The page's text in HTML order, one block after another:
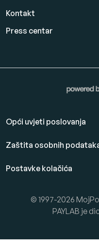
Kontakt
Press centar
Opći uvjeti poslovanja
Zaštita osobnih
Postavke kolačića
© 1997-2026
PAYLAB je